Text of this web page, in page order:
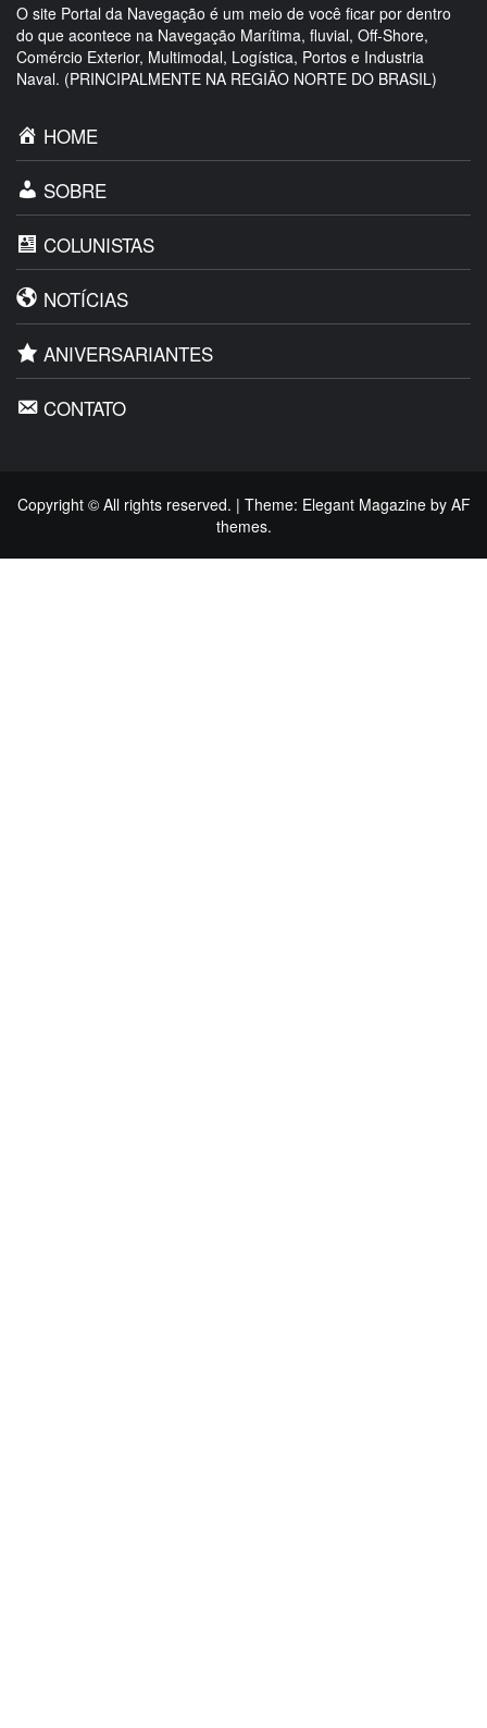
O site Portal da Navegação é um meio de você ficar por dentro
do que acontece na Navegação Marítima, fluvial, Off-Shore,
Comércio Exterior, Multimodal, Logística, Portos e Industria
Naval. (PRINCIPALMENTE NA REGIÃO NORTE DO BRASIL)
HOME
SOBRE
COLUNISTAS
NOTÍCIAS
ANIVERSARIANTES
CONTATO
Copyright © All rights reserved. | Theme: Elegant Magazineby AF
themes.